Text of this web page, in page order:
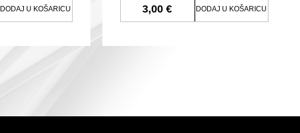
DODAJ U KOŠARICU 3,00 € DODAJ U KOŠARICU